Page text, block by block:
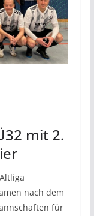
mit 2.
nach dem
für